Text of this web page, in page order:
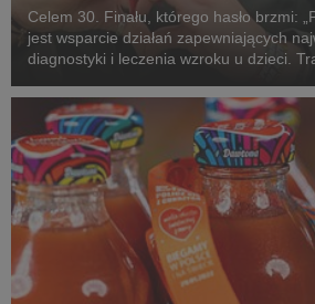
Celem 30. Finału, którego hasło brzmi:
jest wsparcie działań zapewniających
diagnostyki i leczenia wzroku u dzieci.